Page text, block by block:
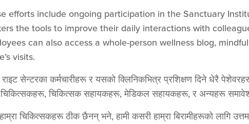
efforts include ongoing participation in the Sanctuary
the tools to improve their daily interactions with
can also access a whole-person wellness blog,
visits.
राइट सेन्टरका कर्मचारीहरू र यसको क्लिनिकभित्र प्रशिक्षण दिने धेरै
चिकित्सकहरू, चिकित्सक सहायकहरू, मेडिकल सहायकहरू, र अन्यहरू
चिकित्सकहरू ठीक छैनन् भने, हामी कसरी हाम्रा बिरामीहरूको लागि